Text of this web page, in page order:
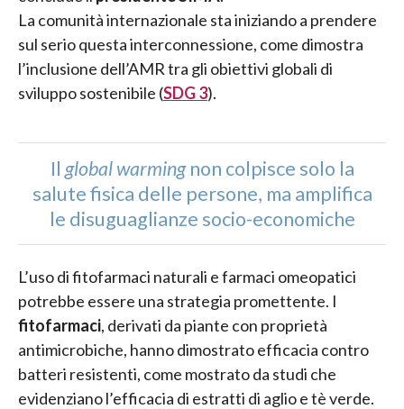
La comunità internazionale sta iniziando a prendere
sul serio questa interconnessione, come dimostra
l’inclusione dell’AMR tra gli obiettivi globali di
sviluppo sostenibile (SDG 3).
Il global warmingnon colpisce solo la
salute fisica delle persone, ma amplifica
le disuguaglianze socio-economiche
L’uso di fitofarmaci naturali e farmaci omeopatici
potrebbe essere una strategia promettente. I
fitofarmaci, derivati da piante con proprietà
antimicrobiche, hanno dimostrato efficacia contro
batteri resistenti, come mostrato da studi che
evidenziano l’efficacia di estratti di aglio e tè verde.